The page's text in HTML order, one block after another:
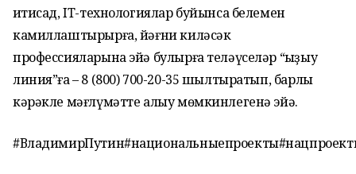
иҡтисад, IT-технологиялар буйынса белемен
камиллаштырырға, йәғни киләсәк
профессияларына эйә булырға теләүселәр “ҡыҙыу
линия”ға – 8 (800) 700-20-35 шылтыратып, барлыҡ
кәрәкле мәғлүмәтте алыу мөмкинлегенә эйә.